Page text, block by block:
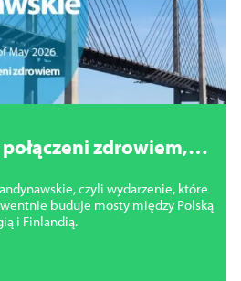
zdrowiem,
czyli wydarzenie, które
buduje mosty między Polską
i Finlandią.